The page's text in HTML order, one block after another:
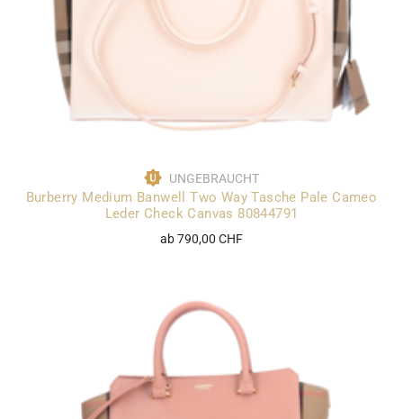
UNGEBRAUCHT
Burberry Medium Banwell Two Way Tasche Pale Cameo
Leder Check Canvas 80844791
ab 790,00 CHF